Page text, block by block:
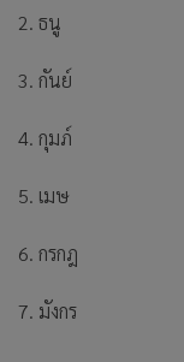
2. ธนู
3. กันย์
4. กุมภ์
5. เมษ
6. กรกฎ
7. มังกร